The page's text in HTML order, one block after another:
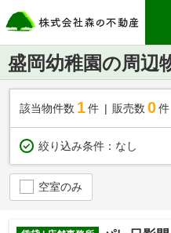
盛岡幼稚園の周辺
該当物件数 1件 販売数 0 件
絞り込み条件： なし
空室のみ